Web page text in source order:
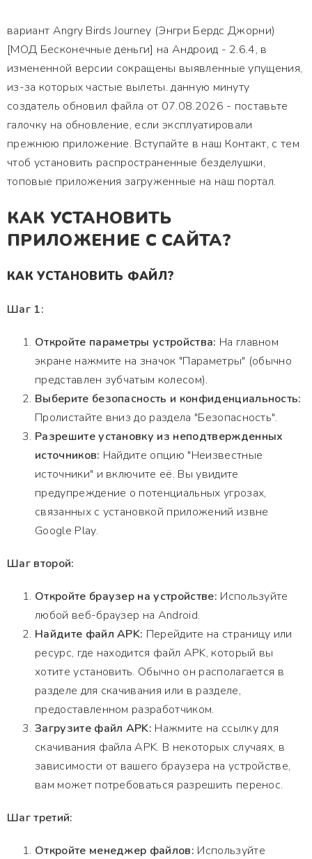
вариант Angry Birds Journey (Энгри Бердс Джорни)
[МОД Бесконечные деньги] на Андроид - 2.6.4, в
измененной версии сокращены выявленные упущения,
из-за которых частые вылеты. данную минуту
создатель обновил файла от 07.08.2026 - поставьте
галочку на обновление, если эксплуатировали
прежнюю приложение. Вступайте в наш Контакт, с тем
чтоб установить распространенные безделушки,
топовые приложения загруженные на наш портал.
КАК УСТАНОВИТЬ
ПРИЛОЖЕНИЕ С САЙТА?
КАК УСТАНОВИТЬ ФАЙЛ?
Шаг 1:
Откройте параметры устройства: На главном
экране нажмите на значок "Параметры" (обычно
представлен зубчатым колесом).
Выберите безопасность и конфиденциальность:
Пролистайте вниз до раздела "Безопасность".
Разрешите установку из неподтвержденных
источников: Найдите опцию "Неизвестные
источники" и включите её. Вы увидите
предупреждение о потенциальных угрозах,
связанных с установкой приложений извне
Google Play.
Шаг второй:
Откройте браузер на устройстве: Используйте
любой веб-браузер на Android.
Найдите файл APK: Перейдите на страницу или
ресурс, где находится файл APK, который вы
хотите установить. Обычно он располагается в
разделе для скачивания или в разделе,
предоставленном разработчиком.
Загрузите файл APK: Нажмите на ссылку для
скачивания файла APK. В некоторых случаях, в
зависимости от вашего браузера на устройстве,
вам может потребоваться разрешить перенос.
Шаг третий:
Откройте менеджер файлов: Используйте